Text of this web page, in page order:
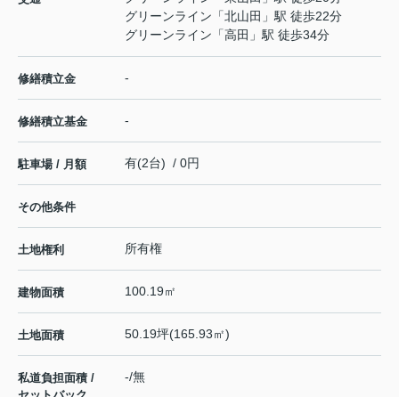
グリーンライン 「北山田 」駅 徒歩22分
グリーンライン 「高田 」駅 徒歩34分
修繕積立金 -
修繕積立基金 -
駐車場 / 月額 有(2台) / 0円
その他条件
土地権利 所有権
建物面積 100.19㎡
土地面積 50.19坪(165.93㎡)
私道負担面積 /
-/無